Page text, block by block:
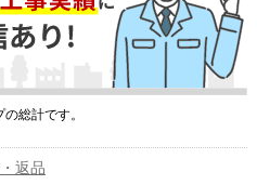
総計です。
返品